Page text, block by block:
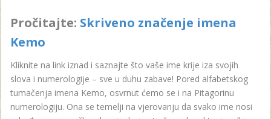
Pročitajte: Skriveno značenje imena
Kemo
Kliknite na link iznad i saznajte što vaše ime krije iza svojih
slova i numerologije – sve u duhu zabave! Pored alfabetskog
tumačenja imena Kemo, osvrnut ćemo se i na Pitagorinu
numerologiju. Ona se temelji na vjerovanju da svako ime nosi